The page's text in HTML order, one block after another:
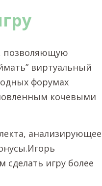
позволяющую
виртуальный
форумах
кочевыми
анализирующее
игру более